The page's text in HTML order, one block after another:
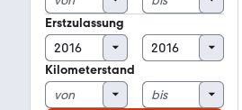
Erstzulassung
Kilometerstand